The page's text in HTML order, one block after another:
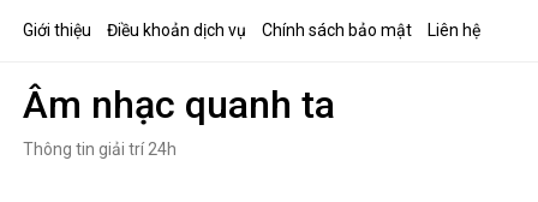
Giới thiệu Điều khoản dịch vụ Chính sách bảo mật Liên hệ
Âm nhạc quanh ta
Thông tin giải trí 24h